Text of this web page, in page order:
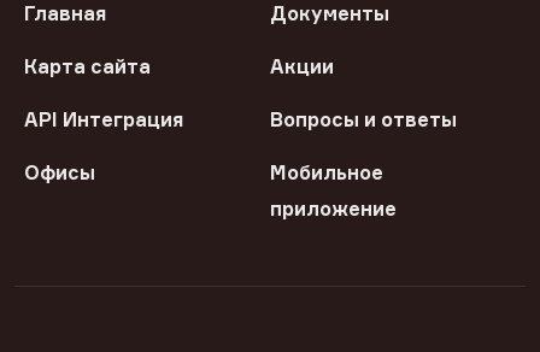
Главная Документы
Карта сайта Акции
API Интеграция Вопросы и ответы
Офисы
Мобильное
приложение